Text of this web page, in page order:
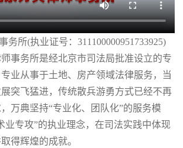
所(执业证号：311100000951733925)
事务所是经北京市司法局批准设立的专
业从事于土地、房产领域法律服务，当
突飞猛进，传统散兵游勇方式已经不再
万典坚持“专业化、团队化”的服务模
业专攻”的执业理念，在司法实践中体现
得辉煌的成就。